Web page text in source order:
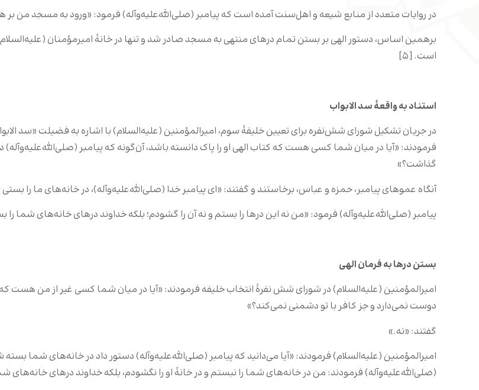
در روایات متعدد از منابع شیعه و اهل‌سنت آمده است که پیامبر (صلى‌الله‌علیه‌وآله) فرمود: «ورود به مسجد من بر
برهمین اساس، دستور الهی بر بستن تمام درهای منتهی به مسجد صادر شد و تنها در خانۀ امیرمؤمنان (علیه‌السلام)
است. [۵]
استناد به واقعهٔ سد الابواب
در جریان تشکیل شورای شش‌نفره برای تعیین خلیفۀ سوم، امیرالمؤمنین (علیه‌السلام) با اشاره به فضیلت «سد
فرمودند: «آیا در میان شما کسی هست که کتاب الهی او را پاک دانسته باشد، آن‌گونه که پیامبر
گذاشت؟»
آنگاه عموهای پیامبر، حمزه و عباس، برخاستند و گفتند: «ای پیامبر خدا (صلی‌الله‌علیه‌وآله)، در خانه‌های ما را بستی
پیامبر (صلی‌الله‌علیه‌وآله) فرمود: «من نه این درها را بستم و نه آن را گشودم؛ بلکه خداوند درهای خانه‌های شما را
بستن درها به فرمان الهی
امیرالمؤمنین (علیه‌السلام) در شورای شش نفرۀ انتخاب خلیفه فرمودند: «آیا در میان شما کسی غیر از من هست
دوست نمی‌دارد و جز کافر با تو دشمنی نمی‌کند؟»
گفتند: «نه.»
امیرالمؤمنین (علیه‌السلام) فرمودند: «آیا می‌دانید که پیامبر (صلی‌الله‌علیه‌وآله) دستور داد در خانه‌های شما
(صلی‌الله‌علیه‌وآله) فرمودند: من در خانه‌های شما را نبستم و در خانۀ او را نگشودم، بلکه خداوند درهای خانه‌های